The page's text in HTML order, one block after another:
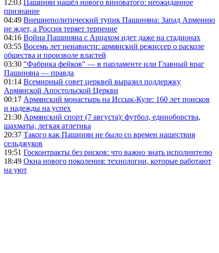
12:03
Пашинян нашёл нового виноватого: неожиданное
признание
04:49 Внешнеполитический тупик Пашиняна: Запад Армению
не ждет, а Россия теряет терпение
04:16 Война Пашиняна с Арцахом идет даже на стадионах
03:55 Восемь лет ненависти: армянский режиссер о расколе
общества и произволе властей
03:30 "Фабрика фейков" — в парламенте или Главный враг
Пашиняна — правда
01:14 Всемирный совет церквей выразил поддержку
Армянской Апостольской Церкви
00:17 Армянский монастырь на Иссык-Куле: 160 лет поисков
и надежды на успех
21:30 Армянский спорт (7 августа): футбол, единоборства,
шахматы, легкая атлетика
20:37 Такого как Пашинян не было со времен нашествия
сельджуков
19:51 Госконтракты без рисков: что важно знать исполнителю
18:49 Окна нового поколения: технологии, которые работают
на уют